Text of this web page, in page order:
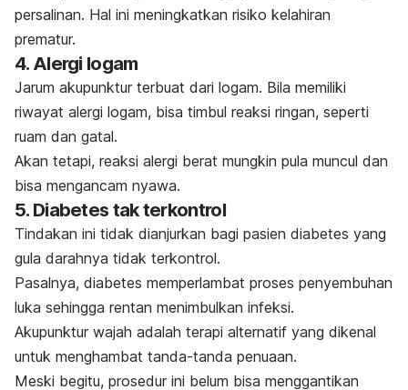
persalinan. Hal ini meningkatkan risiko kelahiran
prematur.
4. Alergi logam
Jarum akupunktur terbuat dari logam. Bila memiliki
riwayat alergi logam, bisa timbul reaksi ringan, seperti
ruam dan gatal.
Akan tetapi, reaksi alergi berat mungkin pula muncul dan
bisa mengancam nyawa.
5. Diabetes tak terkontrol
Tindakan ini tidak dianjurkan bagi pasien diabetes yang
gula darahnya tidak terkontrol.
Pasalnya, diabetes memperlambat proses penyembuhan
luka sehingga rentan menimbulkan infeksi.
Akupunktur wajah adalah terapi alternatif yang dikenal
untuk menghambat tanda-tanda penuaan.
Meski begitu, prosedur ini belum bisa menggantikan